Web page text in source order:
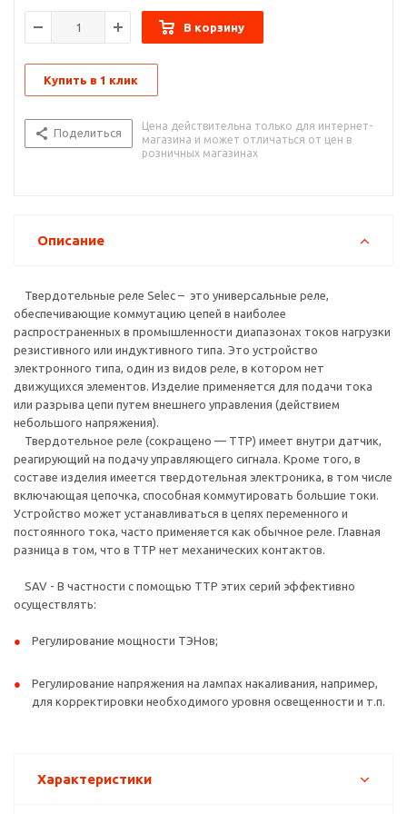
Твердотельное реле (сокращено — ТТР) имеет внутри
датчик, реагирующий на подачу управляющего сигнала.
электроника, в том числе включающая цепочка, способная
коммутировать большие токи. Устройство может
часто применяется как обычное реле. Главная разница в том,
что в ТТР нет механических контактов.
В корзину
Купить в 1 клик
Поделиться
Цена действительна только для интернет-
магазина и может отличаться от цен в
розничных магазинах
Описание
Твердотельные реле Selec – это универсальные реле,
обеспечивающие коммутацию цепей в наиболее
распространенных в промышленности диапазонах токов нагрузки
резистивного или индуктивного типа. Это устройство
электронного типа, один из видов реле, в котором нет
движущихся элементов. Изделие применяется для подачи тока
или разрыва цепи путем внешнего управления (действием
небольшого напряжения).
Твердотельное реле (сокращено — ТТР) имеет внутри датчик,
реагирующий на подачу управляющего сигнала. Кроме того, в
составе изделия имеется твердотельная электроника, в том числе
включающая цепочка, способная коммутировать большие токи.
Устройство может устанавливаться в цепях переменного и
постоянного тока, часто применяется как обычное реле. Главная
разница в том, что в ТТР нет механических контактов.
SAV - В частности с помощью ТТР этих серий эффективно
осуществлять:
Регулирование мощности ТЭНов;
Регулирование напряжения на лампах накаливания, например,
для корректировки необходимого уровня освещенности и т.п.
Характеристики